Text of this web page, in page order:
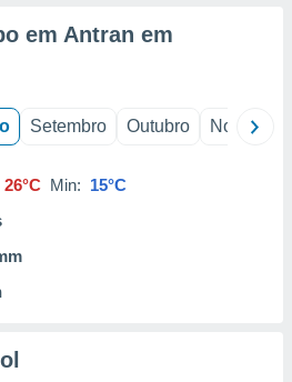
em Antran em
Setembro Outubro Novembro
26°C Min: 15°C